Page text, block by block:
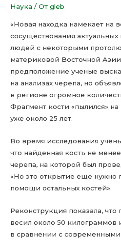
Наука / От gleb
«Новая находка намекает на
сосуществования
людей с некоторыми
материковой Восточной
предположение ученые
на анализах черепа, но
в регионе огромное
Фрагмент кости «пылился» на
уже около 25 лет.
Во время исследования
что найденная кость не
черепа, на которой был
«Но это открытие еще нужно
помощи остальных костей».
Реконструкция показала,
весил около 50 килограммов
в сравнении с